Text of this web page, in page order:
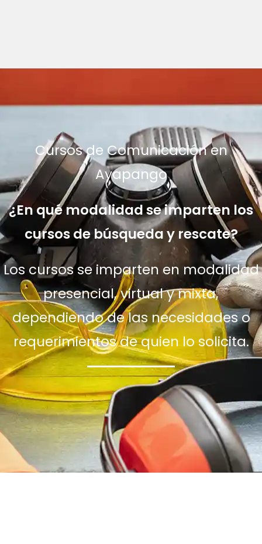
Cursos de Comunicación en
Ayapango
¿En qué modalidad se imparten los
cursos de búsqueda y rescate?
Los cursos se imparten en modalidad
presencial, virtual y mixta,
dependiendo de las necesidades o
requerimientos de quien lo solicita.